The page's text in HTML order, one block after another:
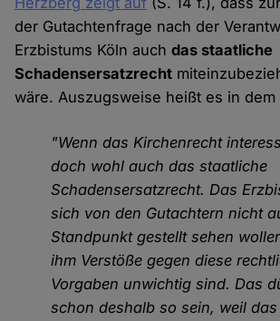
der Gutachtenfrage nach der
Erzbistums Köln auchdas staatliche
Schadensersatzrecht
wäre. Auszugsweise heißt es in dem
"Wenn das Kirchenrecht
doch wohl auch das staatliche
Schadensersatzrecht. Das
sich von den Gutachtern nicht
Standpunkt gestellt sehen
ihm Verstöße gegen diese
Vorgaben unwichtig sind. Das
schon deshalb so sein, weil das